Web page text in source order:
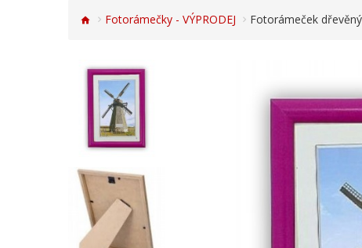
Fotorámečky - VÝPRODEJ Fotorámeček